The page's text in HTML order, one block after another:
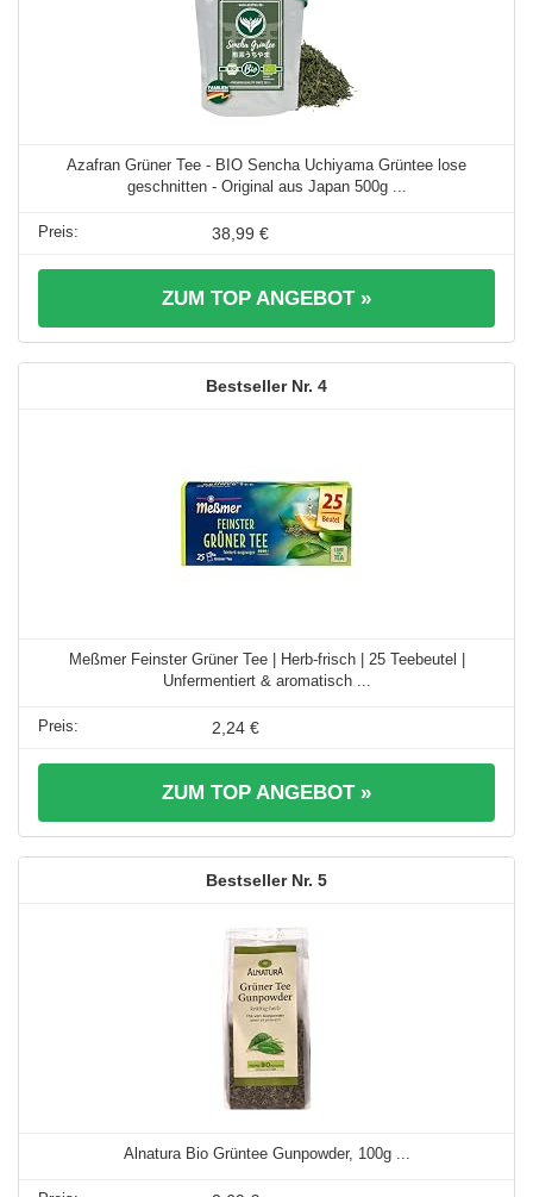
Azafran Grüner Tee - BIO Sencha Uchiyama Grüntee lose
geschnitten - Original aus Japan 500g ...
38,99 €
ZUM TOP ANGEBOT »
4
Meßmer Feinster Grüner Tee | Herb-frisch | 25 Teebeutel |
Unfermentiert & aromatisch ...
2,24 €
ZUM TOP ANGEBOT »
5
Alnatura Bio Grüntee Gunpowder, 100g ...